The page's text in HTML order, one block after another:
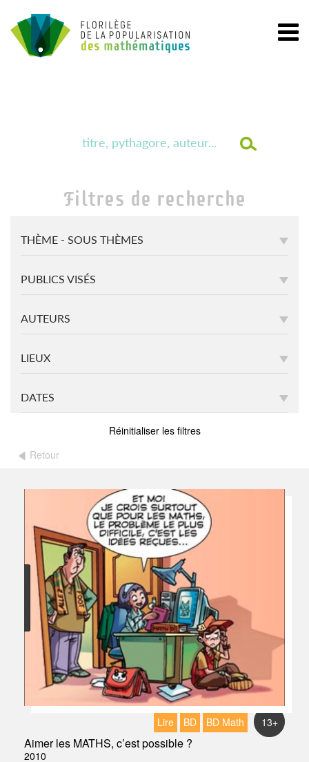
Filtres de recherche
THÈME - SOUS THÈMES
PUBLICS VISÉS
AUTEURS
LIEUX
DATES
Réinitialiser les filtres
Retour
Lire BD BD Math 13+
Aimer les MATHS, c’est possible ?
2010